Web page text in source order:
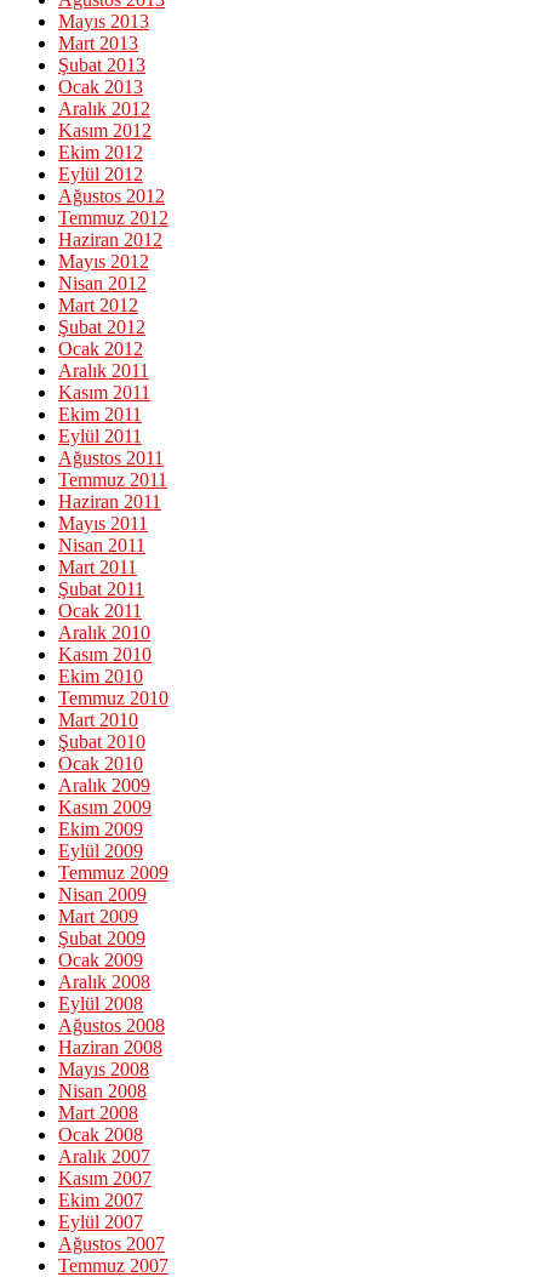
Mayıs 2013
Mart 2013
Şubat 2013
Ocak 2013
Aralık 2012
Kasım 2012
Ekim 2012
Eylül 2012
Ağustos 2012
Temmuz 2012
Haziran 2012
Mayıs 2012
Nisan 2012
Mart 2012
Şubat 2012
Ocak 2012
Aralık 2011
Kasım 2011
Ekim 2011
Eylül 2011
Ağustos 2011
Temmuz 2011
Haziran 2011
Mayıs 2011
Nisan 2011
Mart 2011
Şubat 2011
Ocak 2011
Aralık 2010
Kasım 2010
Ekim 2010
Temmuz 2010
Mart 2010
Şubat 2010
Ocak 2010
Aralık 2009
Kasım 2009
Ekim 2009
Eylül 2009
Temmuz 2009
Nisan 2009
Mart 2009
Şubat 2009
Ocak 2009
Aralık 2008
Eylül 2008
Ağustos 2008
Haziran 2008
Mayıs 2008
Nisan 2008
Mart 2008
Ocak 2008
Aralık 2007
Kasım 2007
Ekim 2007
Eylül 2007
Ağustos 2007
Temmuz 2007